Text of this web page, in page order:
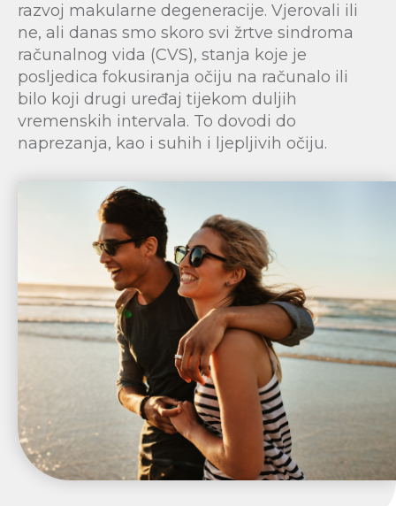
razvoj makularne degeneracije. Vjerovali ili
ne, ali danas smo skoro svi žrtve sindroma
računalnog vida (CVS), stanja koje je
posljedica fokusiranja očiju na računalo ili
bilo koji drugi uređaj tijekom duljih
vremenskih intervala. To dovodi do
naprezanja, kao i suhih i ljepljivih očiju.